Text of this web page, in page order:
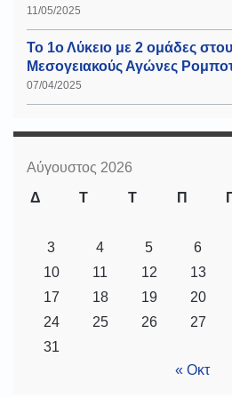
11/05/2025
Το 1ο Λύκειο με 2 ομάδες
Μεσογειακούς Αγώνες
07/04/2025
Αύγουστος 2026
Δ
Τ Τ Π
3
4 5 6
10
11 12 13
17
18 19 20
24
25 26 27
31
« Οκτ